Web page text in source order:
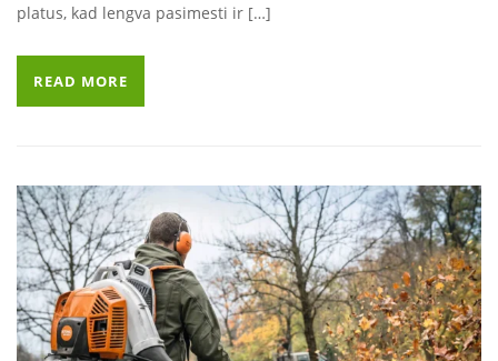
platus, kad lengva pasimesti ir […]
READ MORE